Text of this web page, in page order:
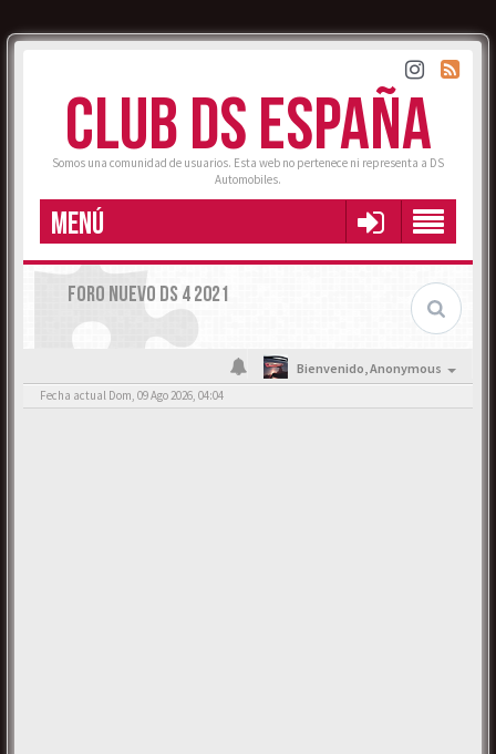
CLUB DS ESPAÑA
Somos una comunidad de usuarios. Esta web no pertenece ni representa a DS
Automobiles.
MENÚ
FORO NUEVO DS 4 2021
Bienvenido,Anonymous
Fecha actual Dom, 09 Ago 2026, 04:04